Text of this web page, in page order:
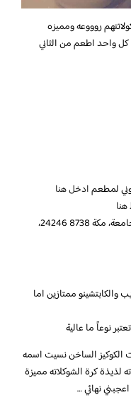
روووعه ومميزه
واحد اطعم من الثاني
لمطعمادخل هنا
3034 طريق الملك عبدالله، الجامعة، مكة 24246 8738،
ممتازين اما
نوعاً ما عالية
الكوكيز الساخن نسيت اسمه
لذيذة كرة الشوكلاته مميزة
نهائي …